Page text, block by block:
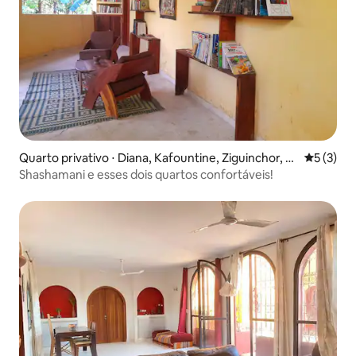
Quarto privativo ⋅ Diana, Kafountine, Ziguinchor, C
asamance
5 de
5 (3)
Shashamani e esses dois quartos confortáveis!